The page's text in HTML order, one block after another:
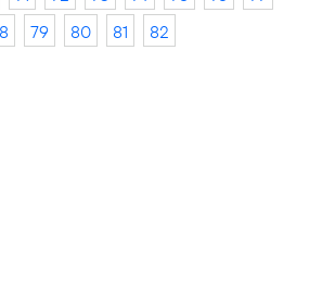
79 80 81 82